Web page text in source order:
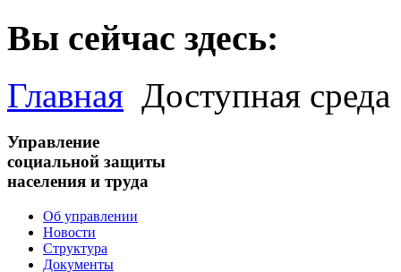
Вы сейчас здесь:
Главная Доступная среда
Управление
социальной защиты
населения и труда
Об управлении
Новости
Структура
Документы